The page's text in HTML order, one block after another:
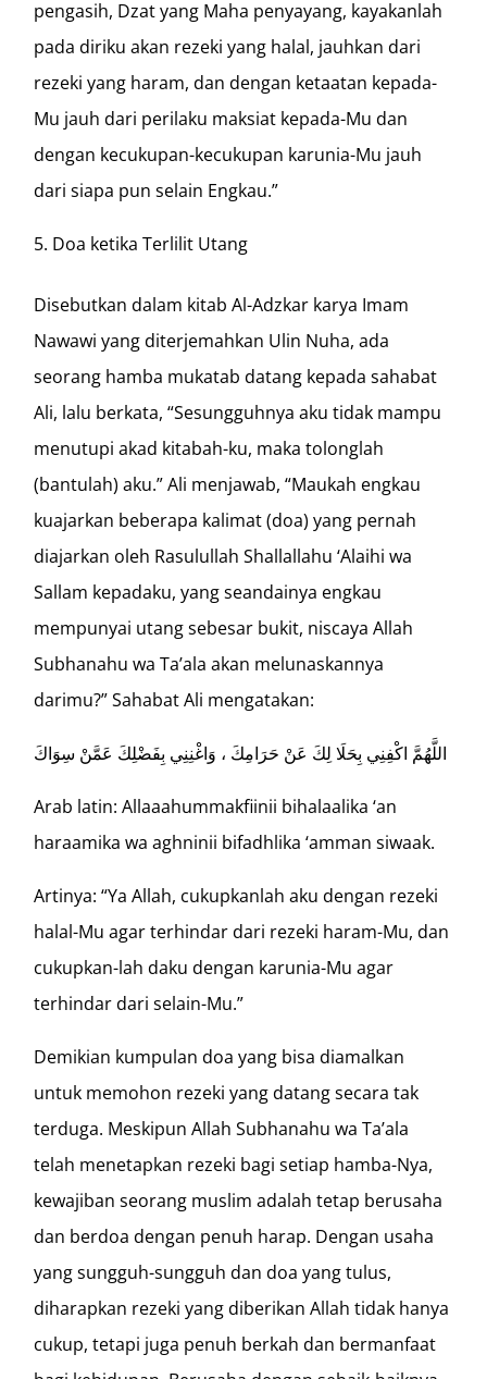
pengasih, Dzat yang Maha penyayang, kayakanlah
pada diriku akan rezeki yang halal, jauhkan dari
rezeki yang haram, dan dengan ketaatan kepada-
Mu jauh dari perilaku maksiat kepada-Mu dan
dengan kecukupan-kecukupan karunia-Mu jauh
dari siapa pun selain Engkau.”
Doa ketika Terlilit Utang
Disebutkan dalam kitab Al-Adzkar karya Imam
Nawawi yang diterjemahkan Ulin Nuha, ada
seorang hamba mukatab datang kepada sahabat
Ali, lalu berkata, “Sesungguhnya aku tidak mampu
menutupi akad kitabah-ku, maka tolonglah
(bantulah) aku.” Ali menjawab, “Maukah engkau
kuajarkan beberapa kalimat (doa) yang pernah
diajarkan oleh Rasulullah Shallallahu ‘Alaihi wa
Sallam kepadaku, yang seandainya engkau
mempunyai utang sebesar bukit, niscaya Allah
Subhanahu wa Ta’ala akan melunaskannya
darimu?” Sahabat Ali mengatakan:
اللَّهُمَّ اكْفِنِي بِحَلَا لِكَ عَنْ حَرَامِكَ ، وَاغْنِنِي بِفَضْلِكَ عَمَّنْ سِوَاكَ
Arab latin: Allaaahummakfiinii bihalaalika ‘an
haraamika wa aghninii bifadhlika ‘amman siwaak.
Artinya: “Ya Allah, cukupkanlah aku dengan rezeki
halal-Mu agar terhindar dari rezeki haram-Mu, dan
cukupkan-lah daku dengan karunia-Mu agar
terhindar dari selain-Mu.”
Demikian kumpulan doa yang bisa diamalkan
untuk memohon rezeki yang datang secara tak
terduga. Meskipun Allah Subhanahu wa Ta’ala
telah menetapkan rezeki bagi setiap hamba-Nya,
kewajiban seorang muslim adalah tetap berusaha
dan berdoa dengan penuh harap. Dengan usaha
yang sungguh-sungguh dan doa yang tulus,
diharapkan rezeki yang diberikan Allah tidak hanya
cukup, tetapi juga penuh berkah dan bermanfaat